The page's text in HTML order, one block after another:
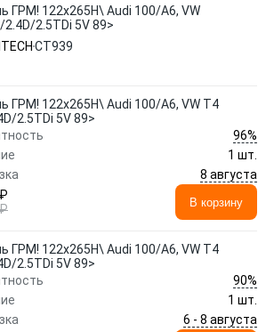
ГРМ! 122x265H\ Audi 100/A6, VW
2.4D/2.5TDi 5V 89>
CT939
ГРМ! 122x265H\ Audi 100/A6, VW T4
2.5TDi 5V 89>
96%
1 шт.
8 августа
В корзину
ГРМ! 122x265H\ Audi 100/A6, VW T4
2.5TDi 5V 89>
90%
1 шт.
6 - 8 августа